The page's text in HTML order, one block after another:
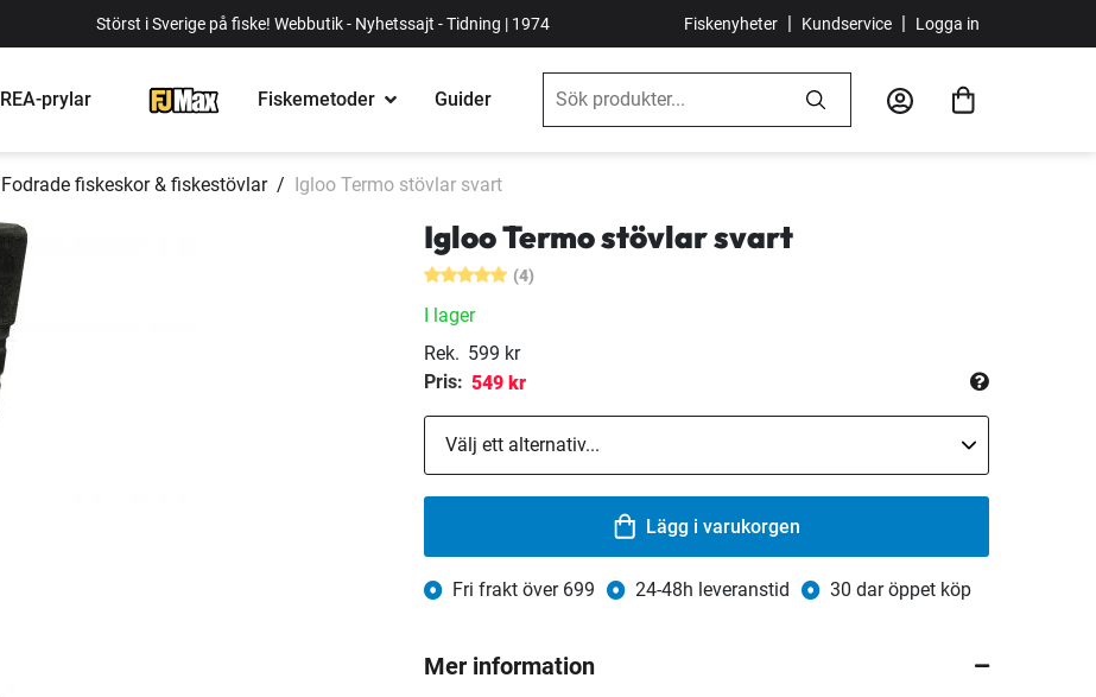
Störst i Sverige på fiske! Webbutik - Nyhetssajt - Tidning | 1974 Fiskenyheter | Kundservice | Logga in
REA-prylar Fiskemetoder Guider
Fodrade fiskeskor & fiskestövlar Igloo Termo stövlar svart
Igloo Termo stövlar svart
(4)
I lager
Rek. 599 kr
Pris: 549 kr
Lägg i varukorgen
Fri frakt över 699 24-48h leveranstid 30 dar öppet köp
Mer information